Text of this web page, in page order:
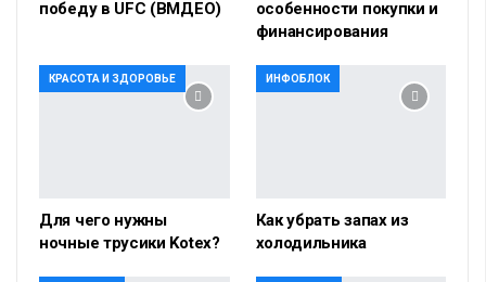
победу в UFC (ВМДЕО)
особенности покупки и
финансирования
КРАСОТА И ЗДОРОВЬЕ
Для чего нужны
ночные трусики Kotex?
ИНФОБЛОК
Как убрать запах из
холодильника